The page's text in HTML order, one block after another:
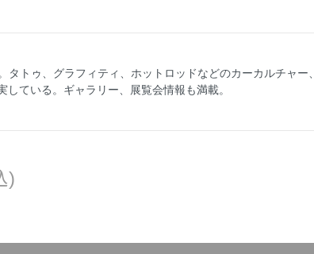
トゥ、グラフィティ、ホットロッドなどのカーカルチャー、
ている。ギャラリー、展覧会情報も満載。
)